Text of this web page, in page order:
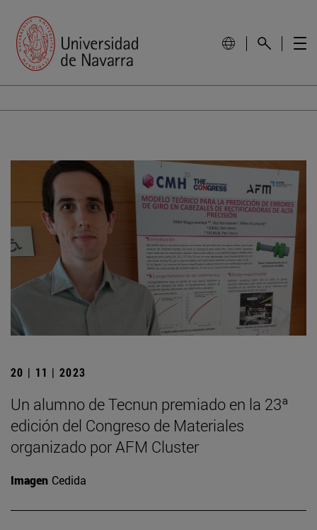
20 | 11 | 2023
Un alumno de Tecnun premiado en la 23ª
edición del Congreso de Materiales
organizado por AFM Cluster
Imagen Cedida